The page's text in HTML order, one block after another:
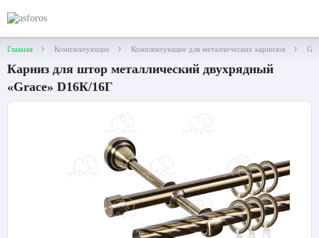
Главная Комплектующие Комплектующие для металлических карнизов
Карниз для штор металлический двухрядный
«Grace» D16К/16Г